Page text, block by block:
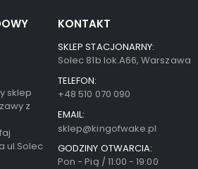
sklep
z
ul.Solec
KONTAKT
SKLEP STACJONARNY:
Solec 81b lok.A66, Warszawa
TELEFON:
+48 510 070 090
EMAIL:
sklep@kingofwake.pl
GODZINY OTWARCIA:
Pon - Pią / 11:00 - 19:00